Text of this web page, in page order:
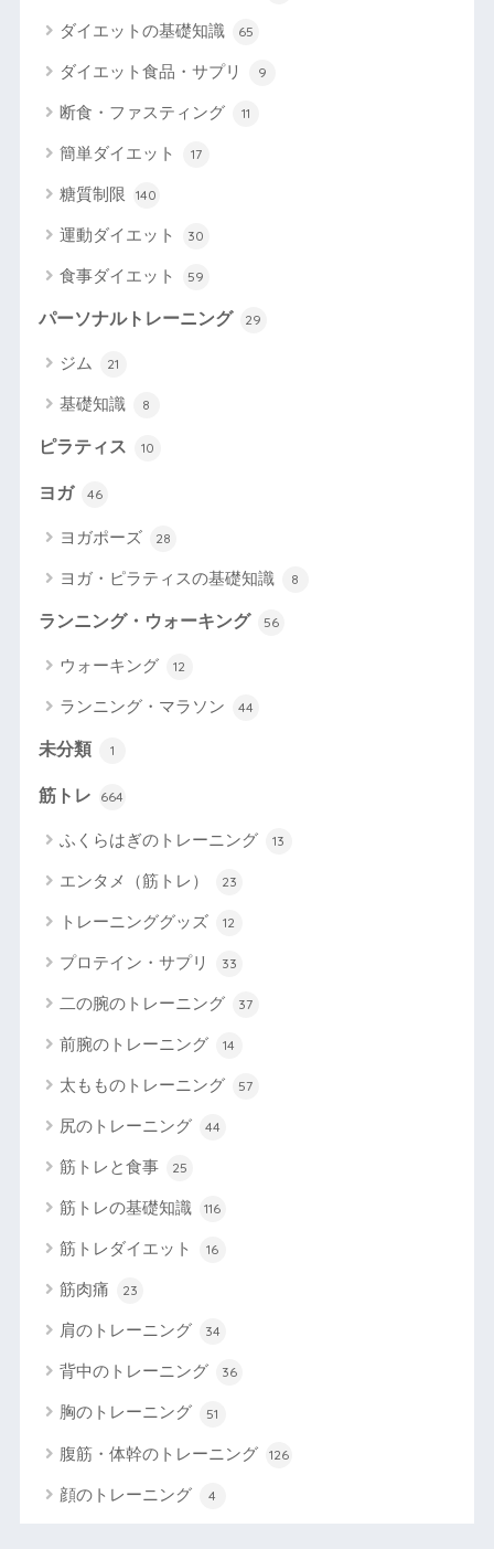
ダイエットの基礎知識 65
ダイエット食品・サプリ 9
断食・ファスティング 11
簡単ダイエット 17
糖質制限 140
運動ダイエット 30
食事ダイエット 59
パーソナルトレーニング 29
ジム 21
基礎知識 8
ピラティス 10
ヨガ 46
ヨガポーズ 28
ヨガ・ピラティスの基礎知識 8
ランニング・ウォーキング 56
ウォーキング 12
ランニング・マラソン 44
未分類 1
筋トレ 664
ふくらはぎのトレーニング 13
エンタメ（筋トレ） 23
トレーニンググッズ 12
プロテイン・サプリ 33
二の腕のトレーニング 37
前腕のトレーニング 14
太もものトレーニング 57
尻のトレーニング 44
筋トレと食事 25
筋トレの基礎知識 116
筋トレダイエット 16
筋肉痛 23
肩のトレーニング 34
背中のトレーニング 36
胸のトレーニング 51
腹筋・体幹のトレーニング 126
顔のトレーニング 4